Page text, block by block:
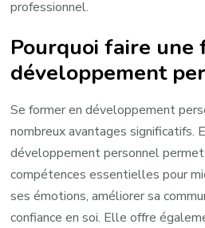
professionnel.
Pourquoi faire une
développement
Se former en développement
nombreux avantages significatifs.
développement personnel permet
compétences essentielles pour
ses émotions, améliorer sa
confiance en soi. Elle offre